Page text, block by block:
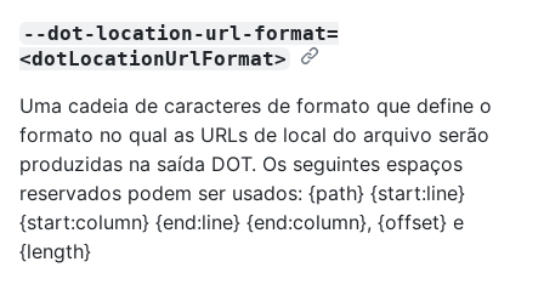
--dot-location-url-format=
<dotLocationUrlFormat>
Uma cadeia de caracteres de formato que define o
formato no qual as URLs de local do arquivo serão
produzidas na saída DOT. Os seguintes espaços
reservados podem ser usados: {path} {start:line}
{start:column} {end:line} {end:column}, {offset} e
{length}